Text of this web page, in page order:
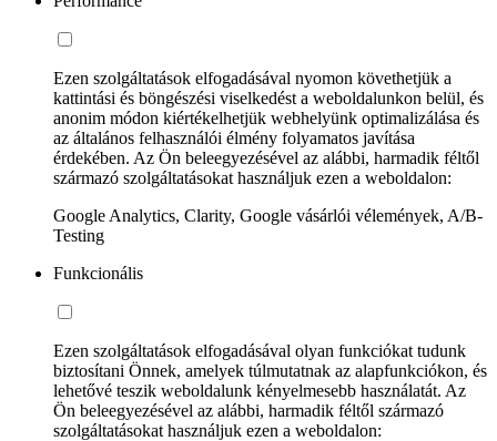
Ezen szolgáltatások elfogadásával nyomon követhetjük a
kattintási és böngészési viselkedést a weboldalunkon belül, és
anonim módon kiértékelhetjük webhelyünk optimalizálása és
az általános felhasználói élmény folyamatos javítása
érdekében. Az Ön beleegyezésével az alábbi, harmadik féltől
származó szolgáltatásokat használjuk ezen a weboldalon:
Google Analytics, Clarity, Google vásárlói vélemények, A/B-
Testing
Funkcionális
Ezen szolgáltatások elfogadásával olyan funkciókat tudunk
biztosítani Önnek, amelyek túlmutatnak az alapfunkciókon, és
lehetővé teszik weboldalunk kényelmesebb használatát. Az
Ön beleegyezésével az alábbi, harmadik féltől származó
szolgáltatásokat használjuk ezen a weboldalon: